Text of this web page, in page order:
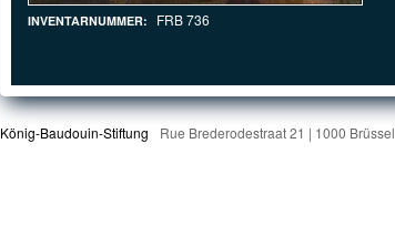
INVENTARNUMMER: FRB 736
König-Baudouin-Stiftung Rue Brederodestraat 21 | 1000 Brüssel